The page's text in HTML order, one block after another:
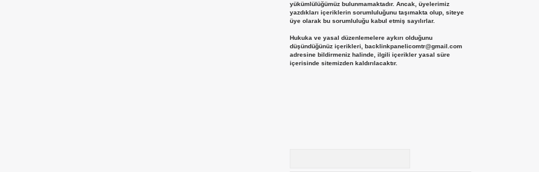
yükümlülüğümüz bulunmamaktadır. Ancak, üyelerimiz
yazdıkları içeriklerin sorumluluğunu taşımakta olup, siteye
üye olarak bu sorumluluğu kabul etmiş sayılırlar.
Hukuka ve yasal düzenlemelere aykırı olduğunu
düşündüğünüz içerikleri, backlinkpanelicomtr@gmail.com
adresine bildirmeniz halinde, ilgili içerikler yasal süre
içerisinde sitemizden kaldırılacaktır.